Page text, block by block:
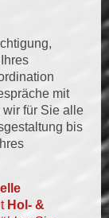
mit
für Sie alle
bis
Hol- &